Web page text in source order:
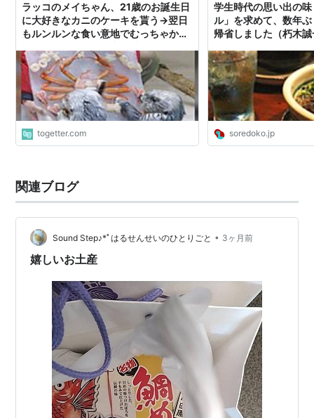
ラッコのメイちゃん、21歳のお誕生日
に大好きなカニのケーキを貰う→翌日
もルンルンな食い意地でむっちゃかわ
togetter.com
学生時代の思い出の
ル」を求めて、数年
帰省しました（朽木
soredoko.jp
関連ブログ
Sound Step♪*ﾟはるせんせいのひとりごと • 3ヶ月前
嬉しいお土産